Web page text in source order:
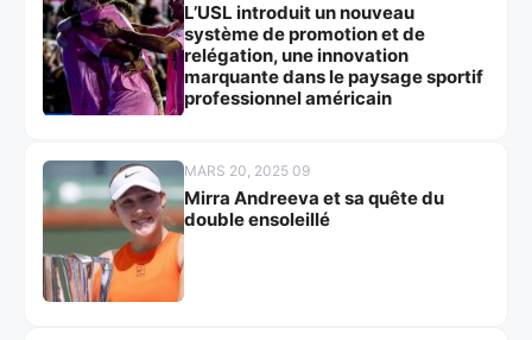
L’USL introduit un nouveau
système de promotion et de
relégation, une innovation
marquante dans le paysage sportif
professionnel américain
MARS 20, 2025 09
Mirra Andreeva et sa quête du
double ensoleillé